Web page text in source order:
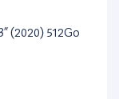
(2020) 512Go